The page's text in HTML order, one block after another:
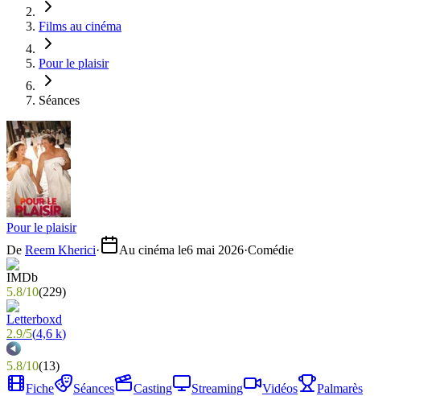
Films au cinéma
Pour le plaisir
Séances
Pour le plaisir
De Reem Kherici· Au cinéma le6 mai 2026·Comédie
5.8/10(229)
2.9/5(4,6 k)
5.8/10(13)
Fiche
Séances Casting Streaming Vidéos
Palmarès